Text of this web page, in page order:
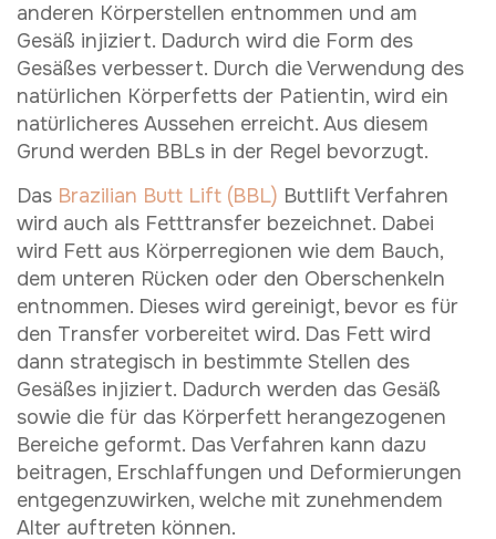
anderen Körperstellen entnommen und am
Gesäß injiziert. Dadurch wird die Form des
Gesäßes verbessert. Durch die Verwendung des
natürlichen Körperfetts der Patientin, wird ein
natürlicheres Aussehen erreicht. Aus diesem
Grund werden BBLs in der Regel bevorzugt.
Das Brazilian Butt Lift (BBL) Buttlift Verfahren
wird auch als Fetttransfer bezeichnet. Dabei
wird Fett aus Körperregionen wie dem Bauch,
dem unteren Rücken oder den Oberschenkeln
entnommen. Dieses wird gereinigt, bevor es für
den Transfer vorbereitet wird. Das Fett wird
dann strategisch in bestimmte Stellen des
Gesäßes injiziert. Dadurch werden das Gesäß
sowie die für das Körperfett herangezogenen
Bereiche geformt. Das Verfahren kann dazu
beitragen, Erschlaffungen und Deformierungen
entgegenzuwirken, welche mit zunehmendem
Alter auftreten können.